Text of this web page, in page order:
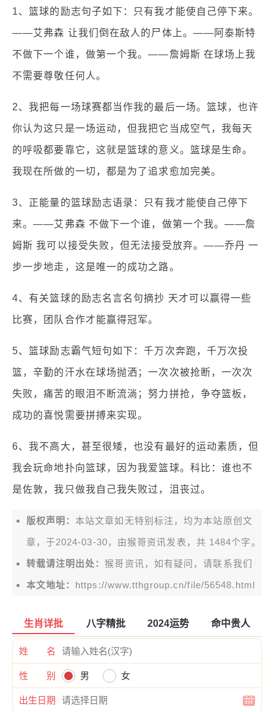
1、篮球的励志句子如下：只有我才能使自己停下来。
——艾弗森 让我们倒在敌人的尸体上。——阿泰斯特
不做下一个谁，做第一个我。——詹姆斯 在球场上我
不需要尊敬任何人。
2、我把每一场球赛都当作我的最后一场。篮球，也许
你认为这只是一场运动，但我把它当成空气，我每天
的呼吸都要靠它，这就是篮球的意义。篮球是生命。
我现在所做的一切，都是为了追求愈加完美。
3、正能量的篮球励志语录：只有我才能使自己停下
来。——艾弗森 不做下一个谁，做第一个我。——詹
姆斯 我可以接受失败，但无法接受放弃。——乔丹 一
步一步地走，这是唯一的成功之路。
4、有关篮球的励志名言名句摘抄 天才可以赢得一些
比赛，团队合作才能赢得冠军。
5、篮球励志霸气短句如下：千万次奔跑，千万次投
篮，辛勤的汗水在球场抛洒；一次次被抢断，一次次
失败，痛苦的眼泪不断流淌；努力拼抢，争夺篮板，
成功的喜悦需要拼搏来实现。
6、我不高大，甚至很矮，也没有最好的运动素质，但
我会玩命地扑向篮球，因为我爱篮球。科比：谁也不
是佐敦，我只做我自己我失败过，沮丧过。
版权声明： 本站文章如无特别标注，均为本站原创文
章，于2024-03-30，由猴哥资讯 发表，共 1484个字。
转载请注明出处：猴哥资讯，如有疑问，请联系我们
本文地址： https://www.tthgroup.cn/file/56548.html
生肖详批 八字精批 2024运势 命中贵人
姓 名
性 别 男 女
出生日期